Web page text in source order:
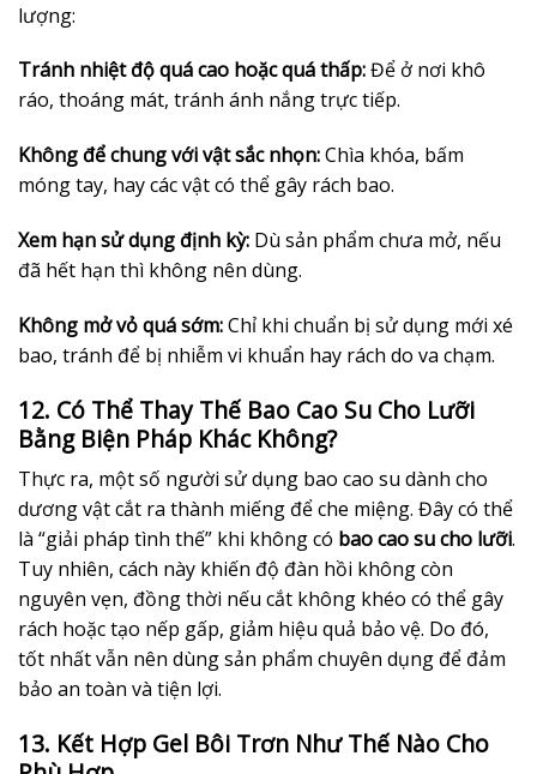
lượng:
Tránh nhiệt độ quá cao hoặc quá thấp:Để ở nơi khô
ráo, thoáng mát, tránh ánh nắng trực tiếp.
Không để chung với vật sắc nhọn:Chìa khóa, bấm
móng tay, hay các vật có thể gây rách bao.
Xem hạn sử dụng định kỳ: Dù sản phẩm chưa mở, nếu
đã hết hạn thì không nên dùng.
Không mở vỏ quá sớm:Chỉ khi chuẩn bị sử dụng mới xé
bao, tránh để bị nhiễm vi khuẩn hay rách do va chạm.
12. Có Thể Thay Thế Bao Cao Su Cho Lưỡi
Bằng Biện Pháp Khác Không?
Thực ra, một số người sử dụng bao cao su dành cho
dương vật cắt ra thành miếng để che miệng. Đây có thể
là “giải pháp tình thế” khi không có bao cao su cho lưỡi.
Tuy nhiên, cách này khiến độ đàn hồi không còn
nguyên vẹn, đồng thời nếu cắt không khéo có thể gây
rách hoặc tạo nếp gấp, giảm hiệu quả bảo vệ. Do đó,
tốt nhất vẫn nên dùng sản phẩm chuyên dụng để đảm
bảo an toàn và tiện lợi.
13. Kết Hợp Gel Bôi Trơn Như Thế Nào Cho